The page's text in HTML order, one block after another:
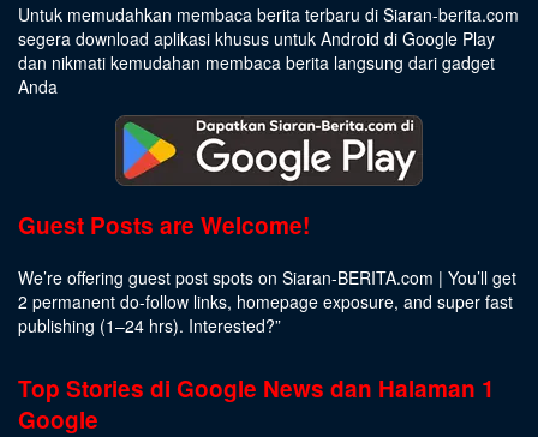
Untuk memudahkan membaca berita terbaru di Siaran-berita.com
segera download aplikasi khusus untuk Android di Google Play
dan nikmati kemudahan membaca berita langsung dari gadget
Anda
Guest Posts are Welcome!
We’re offering guest post spots on Siaran-BERITA.com | You’ll get
2 permanent do-follow links, homepage exposure, and super fast
publishing (1–24 hrs). Interested?”
Top Stories di Google News dan Halaman 1
Google